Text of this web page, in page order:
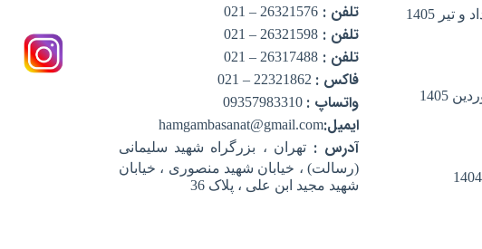
تلفن :26321576 – 021
تلفن :26321598 – 021
تلفن :26317488 – 021
فاکس :
واتساپ : 09357983310
ایمیل:hamgambasanat@gmail.com
آدرس :تهران ، بزرگراه شهید سلیمانی
(رسالت) ، خیابان شهید منصوری ، خیابان
شهید مجید ابن علی ، پلاک 36